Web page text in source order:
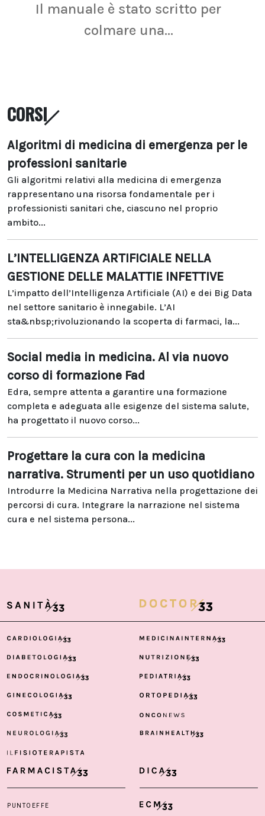
Il manuale è stato scritto per
colmare una...
CORSI
Algoritmi di medicina di emergenza per le
professioni sanitarie
Gli algoritmi relativi alla medicina di emergenza
rappresentano una risorsa fondamentale per i
professionisti sanitari che, ciascuno nel proprio
ambito...
L’INTELLIGENZA ARTIFICIALE NELLA
GESTIONE DELLE MALATTIE INFETTIVE
L’impatto dell’Intelligenza Artificiale (AI) e dei Big Data
nel settore sanitario è innegabile. L’AI
sta&nbsp;rivoluzionando la scoperta di farmaci, la...
Social media in medicina. Al via nuovo
corso di formazione Fad
Edra, sempre attenta a garantire una formazione
completa e adeguata alle esigenze del sistema salute,
ha progettato il nuovo corso...
Progettare la cura con la medicina
narrativa. Strumenti per un uso quotidiano
Introdurre la Medicina Narrativa nella progettazione dei
percorsi di cura. Integrare la narrazione nel sistema
cura e nel sistema persona...